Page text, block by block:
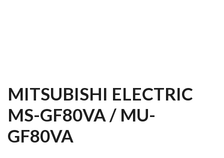
MITSUBISHI ELECTRIC
MS-GF80VA / MU-
GF80VA